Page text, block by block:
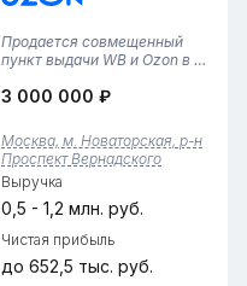
Продается совмещенный
пункт выдачи WB и Ozon в г.
Вернадского• Площадь
просторное помещение с
удобной зоной выдачи и
большим складом для
хранения заказов.• П...
3 000 000 ₽
Москва, м. Новаторская, р-н
Проспект Вернадского
Выручка
0,5 - 1,2 млн. руб.
Чистая прибыль
до 652,5 тыс. руб.